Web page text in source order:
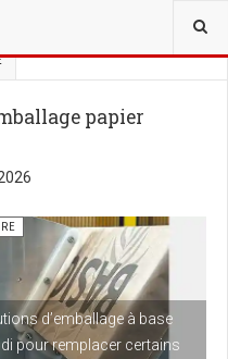
papier
d’emballage à base
pour remplacer certains